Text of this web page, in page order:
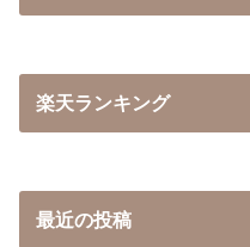
楽天ランキング
最近の投稿